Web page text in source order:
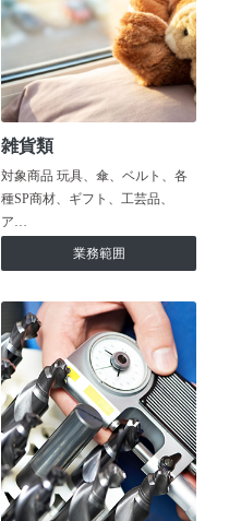
雑貨類
対象商品 玩具、傘、ベルト、各
種SP商材、ギフト、工芸品、
ア…
業務範囲